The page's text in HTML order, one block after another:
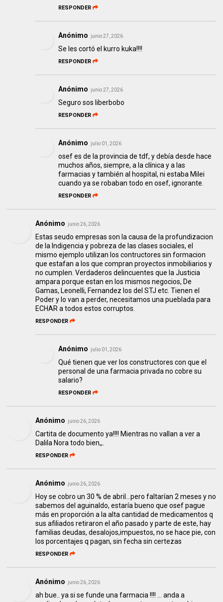
RESPONDER
Anónimo junio 27, 2026
Se les cortó el kurro kuka!!!!
RESPONDER
Anónimo junio 27, 2026
Seguro sos liberbobo
RESPONDER
Anónimo julio 01, 2026
osef es de la provincia de tdf, y debía desde hace
muchos años, siempre, a la clínica y a las
farmacias y también al hospital, ni estaba Milei
cuando ya se robaban todo en osef, ignorante.
RESPONDER
Anónimo junio 26, 2026
Estas seudo empresas son la causa de la profundizacion
de la Indigencia y pobreza de las clases sociales, el
mismo ejemplo utilizan los contructores sin formacion
que estafan a los que compran proyectos inmobiliarios y
no cumplen. Verdaderos delincuentes que la Justicia
ampara porque estan en los mismos negocios, De
Gamas, Leonelli, Fernandez los del STJ etc. Tienen el
Poder y lo van a perder, necesitamos una pueblada para
ECHAR a todos estos corruptos.
RESPONDER
Anónimo julio 01, 2026
Qué tienen que ver los constructores con que el
personal de una farmacia privada no cobre su
salario?
RESPONDER
Anónimo junio 26, 2026
Cartita de documento ya!!!! Mientras no vallan a ver a
Dalila Nora todo bien,,.
RESPONDER
Anónimo junio 26, 2026
Hoy se cobro un 30 % de abril...pero faltarían 2 meses y no
sabemos del aguinaldo, estaría bueno que osef pague
más en proporción a la alta cantidad de medicamentos q
sus afiliados retiraron el año pasado y parte de este, hay
familias deudas, desalojos,impuestos, no se hace pie, con
los porcentajes q pagan, sin fecha sin certezas
RESPONDER
Anónimo junio 26, 2026
ah bue.. ya si se funde una farmacia !!!! ... anda a